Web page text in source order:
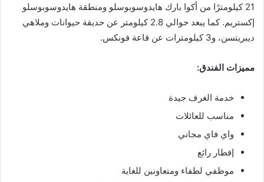
21 كيلومترًا من أكوا بارك هايدوسوبوسلو ومنطقة هايدوسوبوسلو
إكستريم. كما يبعد حوالي 2.8 كيلومتر عن حديقة حيوانات وملاهي
ديبريتسن، و3 كيلومترات عن قاعة فونكس.
مميزات الفندق:
خدمة الغرف جيدة
مناسب للعائلات
واي فاي مجاني
إفطار رائع
موظفي لطفاء ومتعاونين للغاية